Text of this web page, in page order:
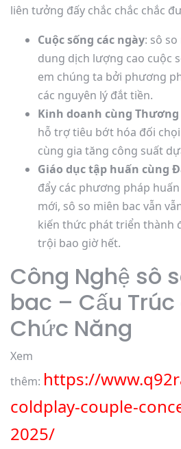
liên tưởng đấy chắc chắc chắc
Cuộc sống các ngày: sô
dung dịch lượng cao cuộc
em chúng ta bởi phương
các nguyên lý đắt tiền.
Kinh doanh cùng
hỗ trợ tiêu bớt hóa đối
cùng gia tăng công suất
Giáo dục tập huấn cùng
đẩy các phương pháp
mới, sô so miên bac vẫn
kiến thức phát triển thành
trội bao giờ hết.
Công Nghệ sô
bac – Cấu
Chức Năng
Xem
thêm: https://
coldplay-couple-
2025/